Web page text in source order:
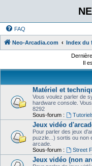
FAQ
Neo-Arcadia.com Index du
Il
Matériel et
Vous voulez parler de
hardware console.
8292
Sous-forum :
Jeux vidéo
Pour parler des jeux
puzzle...) sortis ou non
arcade.
Sous-forum :
Street
Jeux vidéo (non